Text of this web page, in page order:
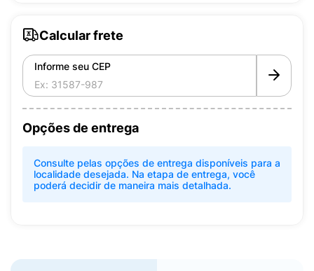
Calcular frete
Informe seu CEP
Opções de entrega
Consulte pelas opções de entrega disponíveis para a
localidade desejada. Na etapa de entrega, você
poderá decidir de maneira mais detalhada.